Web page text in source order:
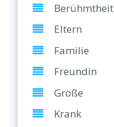
Berühmtheit
Eltern
Familie
Freundin
Größe
Krank